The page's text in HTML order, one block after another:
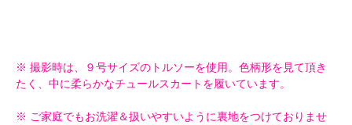
※ 撮影時は、９号サイズのトルソーを使用。色柄形を見て頂き
たく、中に柔らかなチュールスカートを履いています。
※ ご家庭でもお洗濯＆扱いやすいように裏地をつけておりませ